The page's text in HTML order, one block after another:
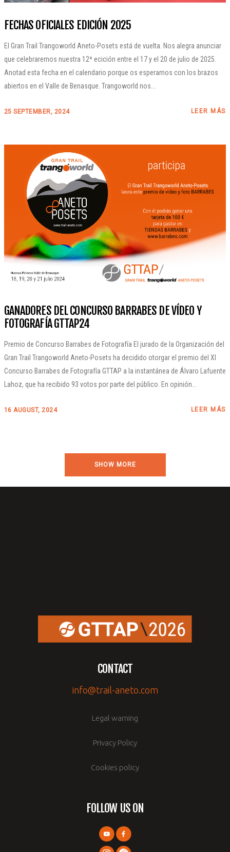
FECHAS OFICIALES EDICIÓN 2025
El Gran Trail Trangoworld Aneto-Posets está de vuelta. Nos alegra anunciar
que celebraremos nuestra 12ª ecición entre el 17 y el 20 de julio de 2025.
Anotad esta fecha en el calendario porque os esperamos con los brazos
abiertos en el Valle de Benasque. Trangoworld nos...
25 SEPTEMBER, 2024 LEER MÁS
GANADORES DEL CONCURSO BARRABES DE VÍDEO Y
FOTOGRAFÍA GTTAP24
Premio de Concurso Barrabes de Fotografía El jurado de la Organización del
Gran Trail Trangoworld Aneto-Posets ha decidido otorgar el premio del XI
Concurso Barrabes de Fotografía GTTAP a la instantánea de Álvaro Lafuente
Lahoz, que ha recibido 93 votos por parte del público. En opinión...
16 AUGUST, 2024 LEER MÁS
SHOW MORE
CONTACT
info@trail-aneto.com
Legal warning
Privacy Policy
Cookies policy
FOLLOW US ON